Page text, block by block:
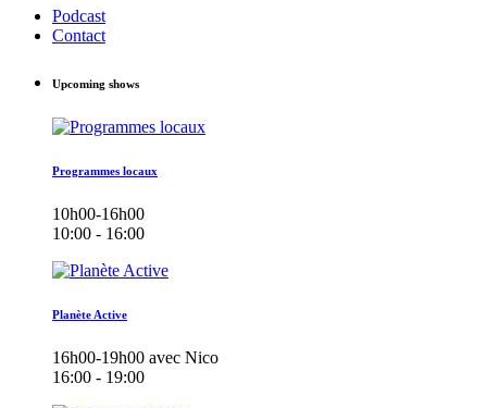
Podcast
Contact
Upcoming shows
Programmes locaux
10h00-16h00
10:00 - 16:00
Planète Active
16h00-19h00 avec Nico
16:00 - 19:00